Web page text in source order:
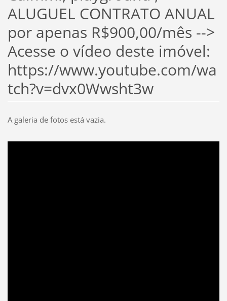
ALUGUEL CONTRATO ANUAL
por apenas R$900,00/mês -->
Acesse o vídeo deste imóvel:
https://www.youtube.com/wa
tch?v=dvx0Wwsht3w
A galeria de fotos está vazia.